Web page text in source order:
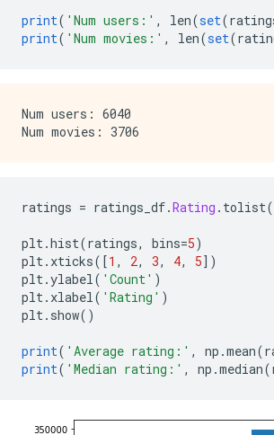
print( 'Num users:' , len(set(
print( 'Num movies:' , len(set(
Num users: 6040
ratings = ratings_df.Rating . tolist
plt.hist(ratings, bins=5)
plt. xticks([1 , 2, 3, 4, 5])
plt.ylabel( 'Count' )
plt. xlabel( 'Rating' )
plt. show()
print( 'Average rating:' , np .mean(
print( 'Median rating:' , np .median(